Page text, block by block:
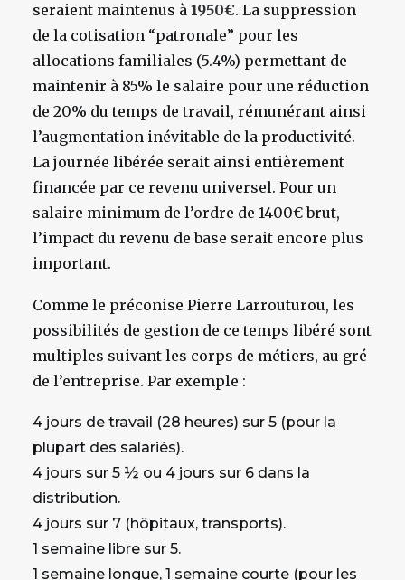
seraient maintenus à 1950€. La suppression
de la cotisation “patronale” pour les
allocations familiales (5.4%) permettant de
maintenir à 85% le salaire pour une réduction
de 20% du temps de travail, rémunérant ainsi
l’augmentation inévitable de la productivité.
La journée libérée serait ainsi entièrement
financée par ce revenu universel. Pour un
salaire minimum de l’ordre de 1400€ brut,
l’impact du revenu de base serait encore plus
important.
Comme le préconise Pierre Larrouturou, les
possibilités de gestion de ce temps libéré sont
multiples suivant les corps de métiers, au gré
de l’entreprise. Par exemple :
4 jours de travail (28 heures) sur 5 (pour la
plupart des salariés).
4 jours sur 5 ½ ou 4 jours sur 6 dans la
distribution.
4 jours sur 7 (hôpitaux, transports).
1 semaine libre sur 5.
1 semaine longue, 1 semaine courte (pour les